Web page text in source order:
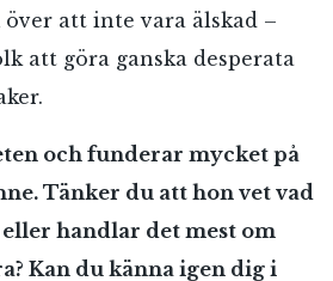
att inte vara älskad –
att göra ganska desperata
och funderar mycket på
Tänker du att hon vet vad
handlar det mest om
Kan du känna igen dig i